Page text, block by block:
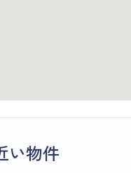
い物件